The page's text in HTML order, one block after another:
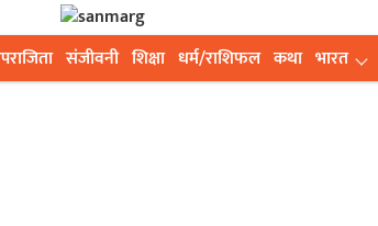
संजीवनी शिक्षा धर्म/राशिफल कथा भारत